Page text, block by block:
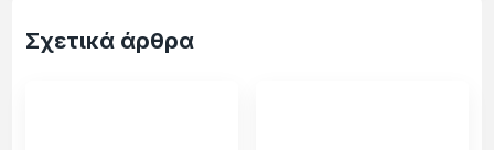
Σχετικά άρθρα